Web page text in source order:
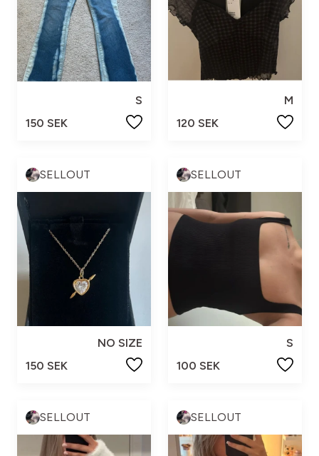
S
150 SEK
M
120 SEK
SELLOUT
NO SIZE
150 SEK
SELLOUT
S
100 SEK
SELLOUT SELLOUT